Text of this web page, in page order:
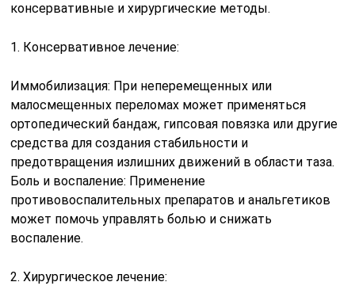
консервативные и хирургические методы.
1. Консервативное лечение:
Иммобилизация: При неперемещенных или
малосмещенных переломах может применяться
ортопедический бандаж, гипсовая повязка или другие
средства для создания стабильности и
предотвращения излишних движений в области таза.
Боль и воспаление: Применение
противовоспалительных препаратов и анальгетиков
может помочь управлять болью и снижать
воспаление.
2. Хирургическое лечение: